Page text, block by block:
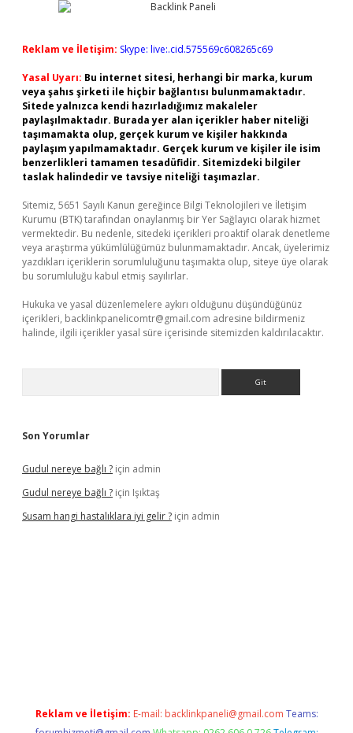
Reklam ve İletişim: Skype: live:.cid.575569c608265c69
Yasal Uyarı: Bu internet sitesi, herhangi bir marka, kurum
veya şahıs şirketi ile hiçbir bağlantısı bulunmamaktadır.
Sitede yalnızca kendi hazırladığımız makaleler
paylaşılmaktadır. Burada yer alan içerikler haber niteliği
taşımamakta olup, gerçek kurum ve kişiler hakkında
paylaşım yapılmamaktadır. Gerçek kurum ve kişiler ile isim
benzerlikleri tamamen tesadüfidir. Sitemizdeki bilgiler
taslak halindedir ve tavsiye niteliği taşımazlar.
Sitemiz, 5651 Sayılı Kanun gereğince Bilgi Teknolojileri ve İletişim
Kurumu (BTK) tarafından onaylanmış bir Yer Sağlayıcı olarak hizmet
vermektedir. Bu nedenle, sitedeki içerikleri proaktif olarak denetleme
veya araştırma yükümlülüğümüz bulunmamaktadır. Ancak, üyelerimiz
yazdıkları içeriklerin sorumluluğunu taşımakta olup, siteye üye olarak
bu sorumluluğu kabul etmiş sayılırlar.
Hukuka ve yasal düzenlemelere aykırı olduğunu düşündüğünüz
içerikleri, backlinkpanelicomtr@gmail.com adresine bildirmeniz
halinde, ilgili içerikler yasal süre içerisinde sitemizden kaldırılacaktır.
Son Yorumlar
Gudul nereye bağlı ? için admin
Gudul nereye bağlı ? için Işıktaş
Susam hangi hastalıklara iyi gelir ? için admin
Reklam ve İletişim: E-mail: backlinkpaneli@gmail.com Teams: